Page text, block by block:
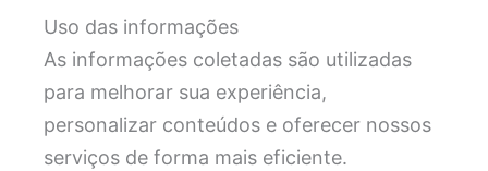
Uso das informações
As informações coletadas são utilizadas
para melhorar sua experiência,
personalizar conteúdos e oferecer nossos
serviços de forma mais eficiente.